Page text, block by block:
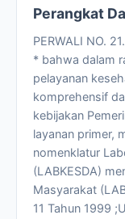
Perangkat
PERWALI NO.
* bahwa dalam
pelayanan
komprehensif dan
kebijakan
layanan primer,
nomenklatur Laboratorium Kesehatan Daerah
(LABKESDA)
Masyarakat (LABKESMAS);
11 Tahun 1999